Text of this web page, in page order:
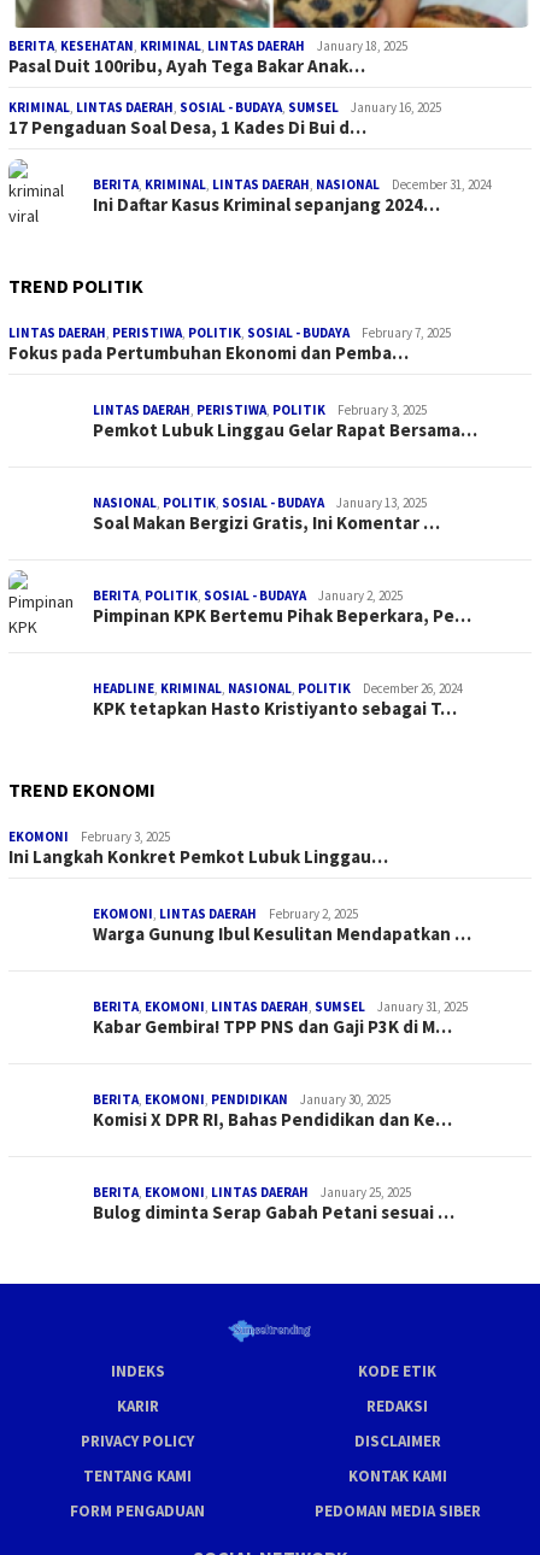
BERITA, KESEHATAN, KRIMINAL, LINTAS DAERAH January 18, 2025
Pasal Duit 100ribu, Ayah Tega Bakar Anak…
KRIMINAL, LINTAS DAERAH, SOSIAL - BUDAYA, SUMSEL January 16, 2025
17 Pengaduan Soal Desa, 1 Kades Di Bui d…
BERITA, KRIMINAL, LINTAS DAERAH, NASIONAL December 31, 2024
Ini Daftar Kasus Kriminal sepanjang 2024…
TREND POLITIK
LINTAS DAERAH, PERISTIWA, POLITIK, SOSIAL - BUDAYA February 7, 2025
Fokus pada Pertumbuhan Ekonomi dan Pemba…
LINTAS DAERAH, PERISTIWA, POLITIK February 3, 2025
Pemkot Lubuk Linggau Gelar Rapat Bersama…
NASIONAL, POLITIK, SOSIAL - BUDAYA January 13, 2025
Soal Makan Bergizi Gratis, Ini Komentar …
BERITA, POLITIK, SOSIAL - BUDAYA January 2, 2025
Pimpinan KPK Bertemu Pihak Beperkara, Pe…
HEADLINE, KRIMINAL, NASIONAL, POLITIK December 26, 2024
KPK tetapkan Hasto Kristiyanto sebagai T…
TREND EKONOMI
EKOMONI February 3, 2025
Ini Langkah Konkret Pemkot Lubuk Linggau…
EKOMONI, LINTAS DAERAH February 2, 2025
Warga Gunung Ibul Kesulitan Mendapatkan …
BERITA, EKOMONI, LINTAS DAERAH, SUMSEL January 31, 2025
Kabar Gembira! TPP PNS dan Gaji P3K di M…
BERITA, EKOMONI, PENDIDIKAN January 30, 2025
Komisi X DPR RI, Bahas Pendidikan dan Ke…
BERITA, EKOMONI, LINTAS DAERAH January 25, 2025
Bulog diminta Serap Gabah Petani sesuai …
INDEKS
KODE ETIK
KARIR
REDAKSI
PRIVACY POLICY
DISCLAIMER
TENTANG KAMI
KONTAK KAMI
FORM PENGADUAN
PEDOMAN MEDIA SIBER